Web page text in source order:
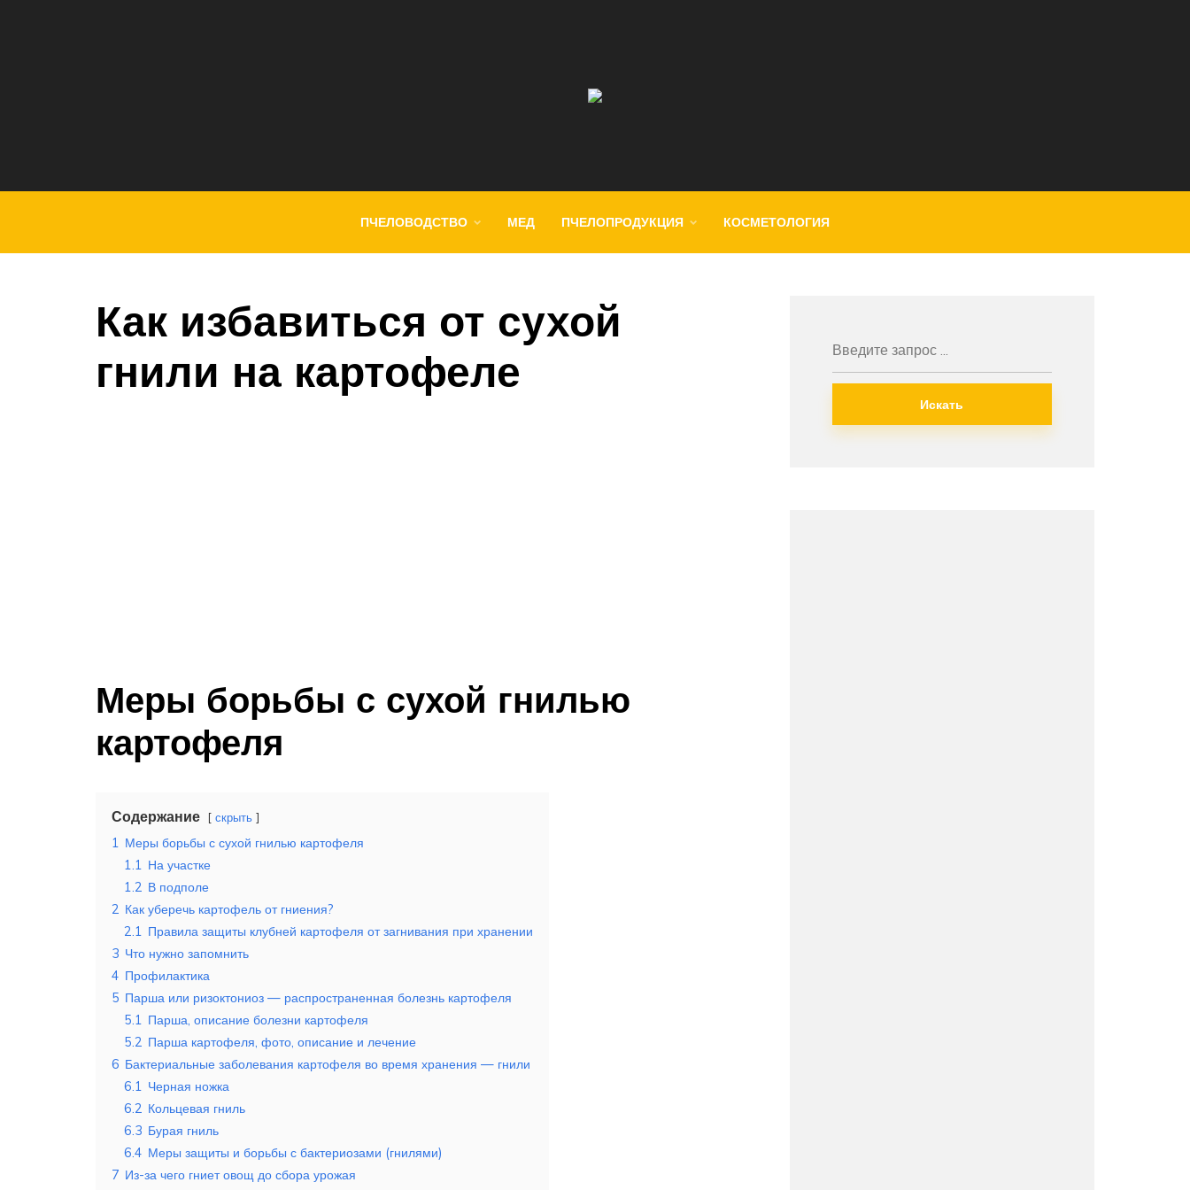
ПЧЕЛОВОДСТВО МЕД ПЧЕЛОПРОДУКЦИЯ КОСМЕТОЛОГИЯ
Как избавиться от сухой
гнили на картофеле
Меры борьбы с сухой гнилью
картофеля
Содержание скрыть
1 Меры борьбы с сухой гнилью картофеля
1.1 На участке
1.2 В подполе
2 Как уберечь картофель от гниения?
2.1 Правила защиты клубней картофеля от загнивания при хранении
3 Что нужно запомнить
4 Профилактика
5 Парша или ризоктониоз — распространенная болезнь картофеля
5.1 Парша, описание болезни картофеля
5.2 Парша картофеля, фото, описание и лечение
6 Бактериальные заболевания картофеля во время хранения — гнили
6.1 Черная ножка
6.2 Кольцевая гниль
6.3 Бурая гниль
6.4 Меры защиты и борьбы с бактериозами (гнилями)
7 Из-за чего гниет овощ до сбора урожая
Искать